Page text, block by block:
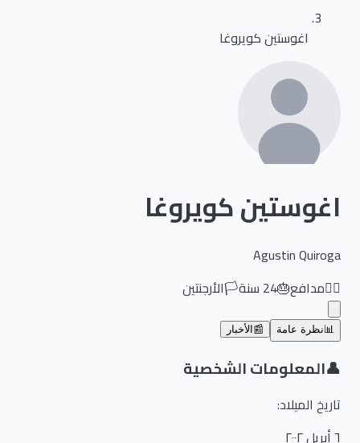
اغوستين كويروغا
اغوستين كويروغا
Agustin Quiroga
مدافع🎂
24سنة🏳️الأرجنتين
نظرة عامة 📰 الأخبار
المعلومات الشخصية
تاريخ الميلاد: